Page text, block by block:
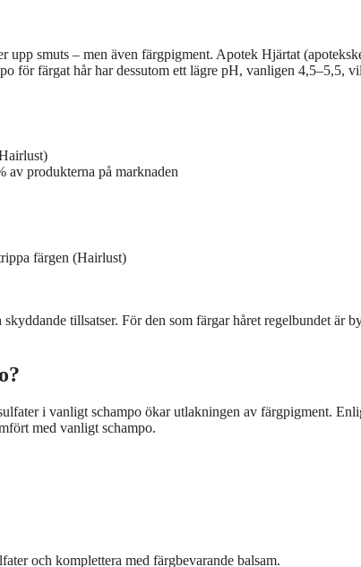
smuts – men även färgpigment. Apotek Hjärtat
för färgat hår har dessutom ett lägre pH, vanligen 4,5–5,5,
av produkterna på marknaden
färgen (Hairlust)
tillsatser. För den som färgar håret regelbundet är
i vanligt schampo ökar utlakningen av färgpigment.
med vanligt schampo.
och komplettera med färgbevarande balsam.